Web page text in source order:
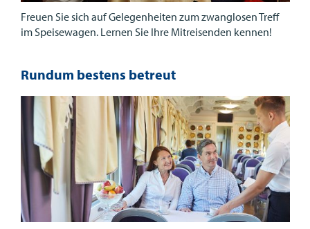
Freuen Sie sich auf Gelegenheiten zum zwanglosen Treff
im Speisewagen. Lernen Sie Ihre Mitreisenden kennen!
Rundum bestens betreut